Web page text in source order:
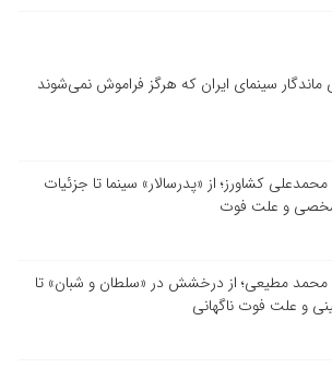
سینمای ایران که هرگز فراموش نمی‌شوند
محمدعلی کشاورز؛ از «پدرسالار» سینما تا جزئیات
و علت فوت
محمد مطیعی؛ از درخشش در «سلطان و شبان» تا
و علت فوت ناگهانی